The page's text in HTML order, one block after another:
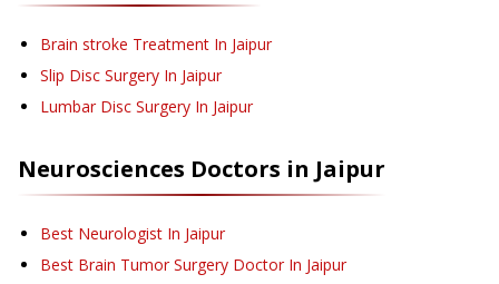
Brain stroke Treatment In Jaipur
Slip Disc Surgery In Jaipur
Lumbar Disc Surgery In Jaipur
Neurosciences Doctors in Jaipur
Best Neurologist In Jaipur
Best Brain Tumor Surgery Doctor In Jaipur